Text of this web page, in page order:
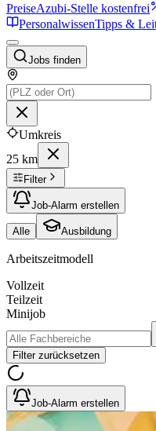
PreiseAzubi-Stelle kostenfrei
PersonalwissenTipps &
Jobs finden
Umkreis
25 km
Filter
Job-Alarm erstellen
Alle Ausbildung
Arbeitszeitmodell
Vollzeit
Teilzeit
Minijob
Filter zurücksetzen
Job-Alarm erstellen